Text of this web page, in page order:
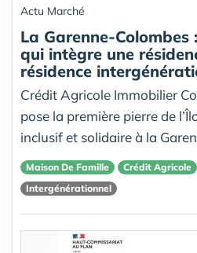
Actu Marché
La Garenne-
qui intègre une
résidence
Crédit Agricole Immobilier
pose la première pierre de
inclusif et solidaire à la
Maison De Famille Crédit Agricole
Intergénérationnel